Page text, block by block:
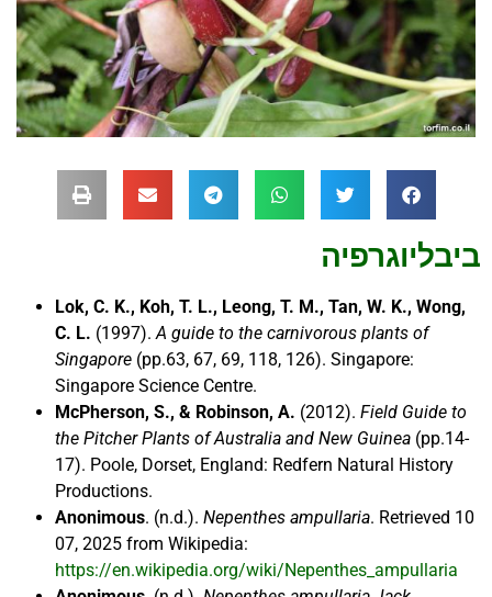
ביבליוגרפיה
Lok, C. K., Koh, T. L., Leong, T. M., Tan, W. K., Wong,
C. L. (1997).A guide to the carnivorous plants of
Singapore (pp.63, 67, 69, 118, 126). Singapore:
Singapore Science Centre.
McPherson, S., & Robinson, A. (2012). Field Guide to
the Pitcher Plants of Australia and New Guinea (pp.14-
17). Poole, Dorset, England: Redfern Natural History
Productions.
Anonimous. (n.d.). Nepenthes ampullaria. Retrieved 10
07, 2025 from Wikipedia:
https://en.wikipedia.org/wiki/Nepenthes_ampullaria